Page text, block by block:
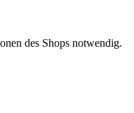
des Shops notwendig.